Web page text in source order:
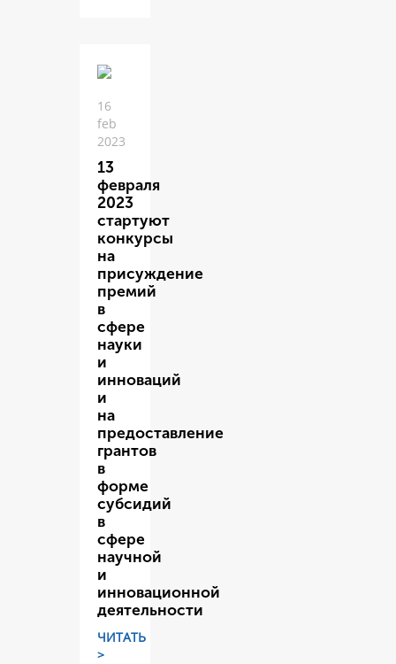
16
feb
2023
13
февраля
2023
стартуют
конкурсы
на
присуждение
премий
в
сфере
науки
и
инноваций
и
на
предоставление
грантов
в
форме
субсидий
в
сфере
научной
и
инновационной
деятельности
ЧИТАТЬ
>